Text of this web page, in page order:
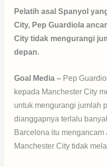
Pelatih asal Spanyol
City, Pep Guardiola
City tidak mengurangi
depan.
Goal Media – Pep
kepada Manchester City
untuk mengurangi jumlah
dianggapnya terlalu
Barcelona itu mengancam
Manchester City tidak